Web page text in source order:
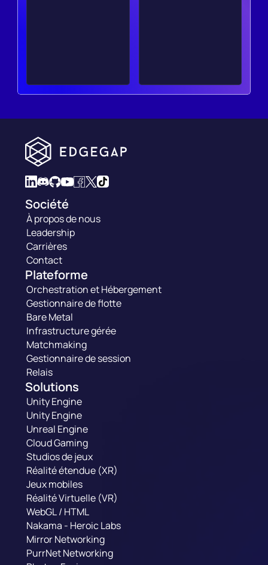
Société
À propos de nous
Leadership
Carrières
Contact
Plateforme
Orchestration et Hébergement
Gestionnaire de flotte
Bare Metal
Infrastructure gérée
Matchmaking
Gestionnaire de session
Relais
Solutions
Unity Engine
Unity Engine
Unreal Engine
Cloud Gaming
Studios de jeux
Réalité étendue (XR)
Jeux mobiles
Réalité Virtuelle (VR)
WebGL / HTML
Nakama - Heroic Labs
Mirror Networking
PurrNet Networking